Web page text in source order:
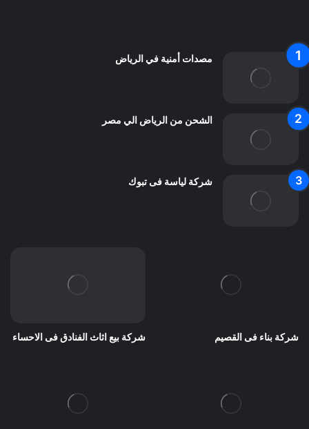
مصدات أمنية في الرياض
الشحن من الرياض الي مصر
شركة لياسة فى تبوك
شركة بناء فى القصيم شركة بيع اثاث الفنادق فى الاحساء